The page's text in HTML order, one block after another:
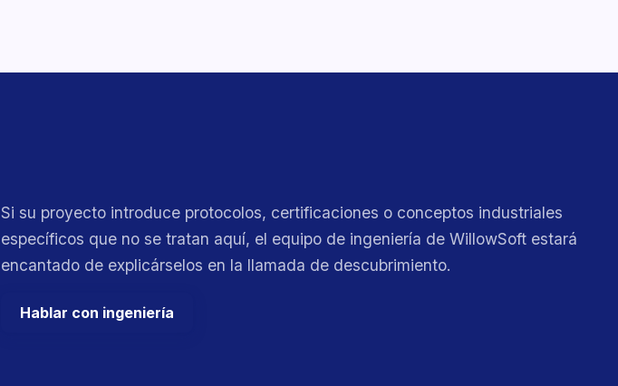
Si su proyecto introduce protocolos, certificaciones o conceptos industriales
específicos que no se tratan aquí, el equipo de ingeniería de WillowSoft estará
encantado de explicárselos en la llamada de descubrimiento.
Hablar con ingeniería